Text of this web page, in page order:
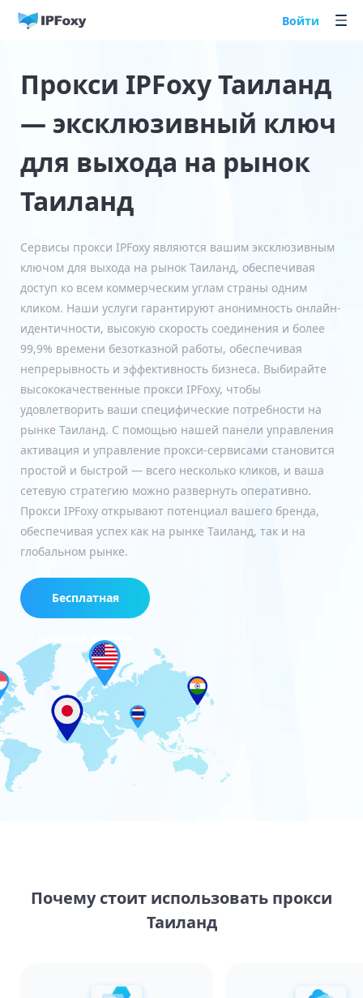
Войти
Прокси IPFoxy Таиланд
— эксклюзивный ключ
для выхода на рынок
Таиланд
Сервисы прокси IPFoxy являются вашим эксклюзивным
ключом для выхода на рынок Таиланд, обеспечивая
доступ ко всем коммерческим углам страны одним
кликом. Наши услуги гарантируют анонимность онлайн-
идентичности, высокую скорость соединения и более
99,9% времени безотказной работы, обеспечивая
непрерывность и эффективность бизнеса. Выбирайте
высококачественные прокси IPFoxy, чтобы
удовлетворить ваши специфические потребности на
рынке Таиланд. С помощью нашей панели управления
активация и управление прокси-сервисами становится
простой и быстрой — всего несколько кликов, и ваша
сетевую стратегию можно развернуть оперативно.
Прокси IPFoxy открывают потенциал вашего бренда,
обеспечивая успех как на рынке Таиланд, так и на
глобальном рынке.
Бесплатная
пробная версия
Почему стоит использовать прокси
Таиланд